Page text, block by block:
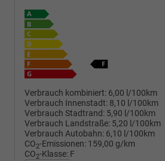
Verbrauch kombiniert: 6,00 l/100km
Verbrauch Innenstadt: 8,10 l/100km
Verbrauch Stadtrand: 5,90 l/100km
Verbrauch Landstraße: 5,20 l/100km
Verbrauch Autobahn: 6,10 l/100km
CO2-Emissionen: 159,00 g/km
CO2-Klasse: F